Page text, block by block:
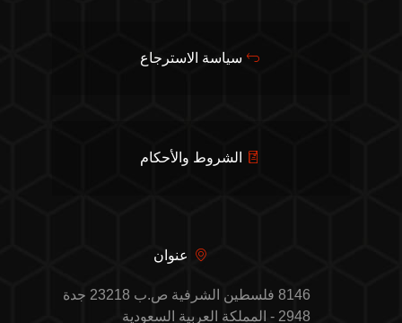
سياسة الاسترجاع
الشروط والأحكام
عنوان
8146 فلسطين الشرفية ص.ب 23218 جدة
2948 - المملكة العربية السعودية